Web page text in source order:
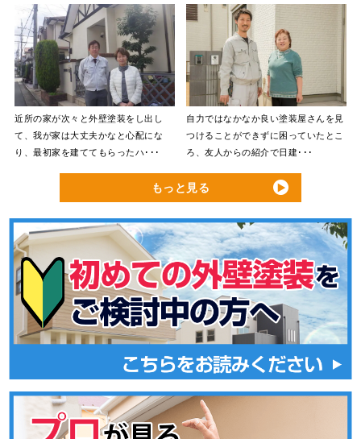
近所の家が次々と外壁塗装をし出し
て、我が家は大丈夫かなと心配にな
り、最初家を建ててもらったハ･･･
自力ではなかなか良い塗装屋さんを見
つけることができずに困っていたとこ
ろ、友人からの紹介で日建･･･
もっと見る